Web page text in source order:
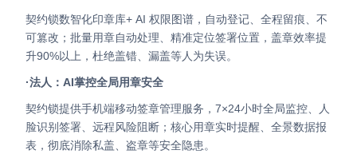
契约锁数智化印章库+ AI 权限图谱，自动登记、全程留痕、不
可篡改；批量用章自动处理、精准定位签署位置，盖章效率提
升90%以上，杜绝盖错、漏盖等人为失误。
·法人：AI掌控全局用章安全
契约锁提供手机端移动签章管理服务，7×24小时全局监控、人
脸识别签署、远程风险阻断；核心用章实时提醒、全景数据报
表，彻底消除私盖、盗章等安全隐患。